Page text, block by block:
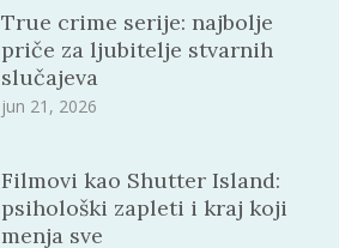
True crime serije: najbolje
priče za ljubitelje stvarnih
slučajeva
jun 21, 2026
Filmovi kao Shutter Island:
psihološki zapleti i kraj koji
menja sve